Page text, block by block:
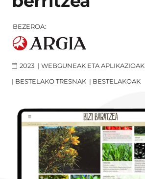
BEZEROA:
2023 | WEBGUNEAK ETA APLIKAZIOAK
| BESTELAKO TRESNAK | BESTELAKOAK